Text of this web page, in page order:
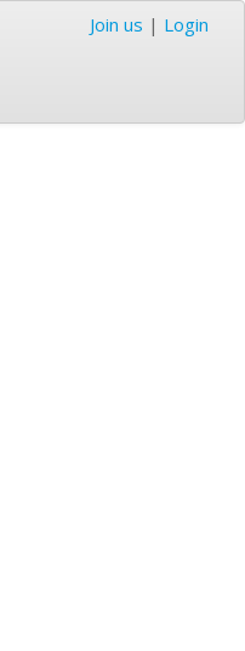
Join us | Login